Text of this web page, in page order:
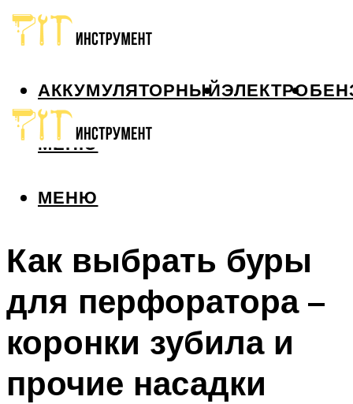
АККУМУЛЯТОРНЫЙЭЛЕКТРО
МЕНЮ
МЕНЮ
Как выбрать буры
для перфоратора –
коронки зубила и
прочие насадки